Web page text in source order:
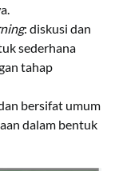
: diskusi dan
sederhana
tahap
bersifat umum
dalam bentuk